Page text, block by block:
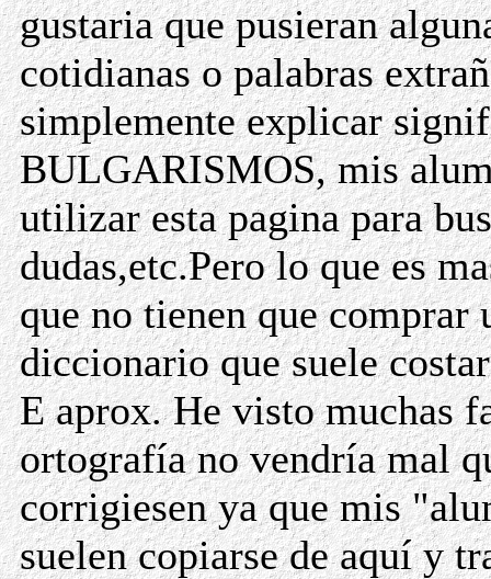
gustaria que pusieran
cotidianas o palabras
simplemente explicar
BULGARISMOS, mis
utilizar esta pagina para
dudas,etc.Pero lo que es
que no tienen que comprar
diccionario que suele
E aprox. He visto muchas
ortografía no vendría mal
corrigiesen ya que mis
suelen copiarse de aquí y